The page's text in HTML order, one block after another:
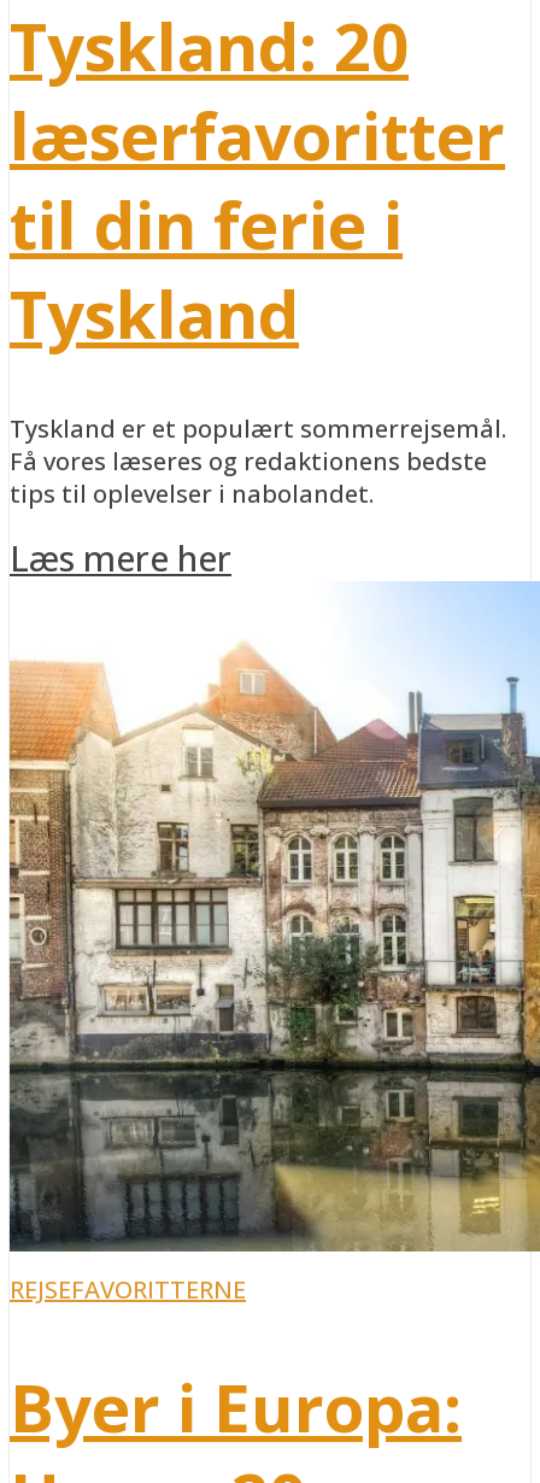
Tyskland: 20
læserfavoritter
til din ferie i
Tyskland
Tyskland er et populært sommerrejsemål.
Få vores læseres og redaktionens bedste
tips til oplevelser i nabolandet.
Læs mere her
REJSEFAVORITTERNE
Byer i Europa: